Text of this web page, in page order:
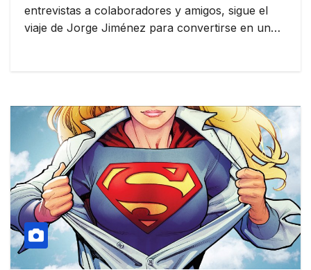
entrevistas a colaboradores y amigos, sigue el
viaje de Jorge Jiménez para convertirse en un…